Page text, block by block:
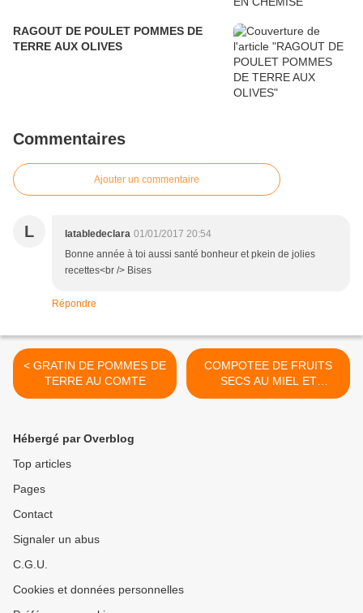
RAGOUT DE POULET POMMES DE
TERRE AUX OLIVES
Commentaires
Ajouter un commentaire
L latabledeclara 01/01/2017 20:54
Bonne année à toi aussi santé bonheur et pkein de jolies
recettes<br /> Bises
Répondre
< GRATIN DE POMMES DE
TERRE AU COMTE
COMPOTEE DE FRUITS
SECS AU MIEL ET
CANNELLE >
Hébergé par Overblog
Top articles
Pages
Contact
Signaler un abus
C.G.U.
Cookies et données personnelles